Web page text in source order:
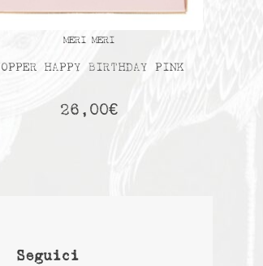
MERI MERI
HAPPY BIRTHDAY PINK
26,00€
Seguici